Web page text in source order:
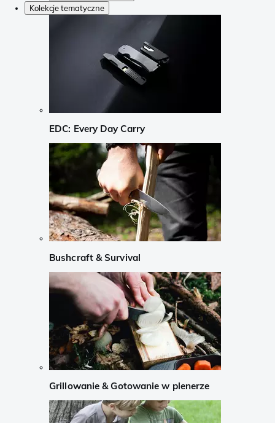
Kolekcje tematyczne
EDC: Every Day Carry
Bushcraft & Survival
Grillowanie & Gotowanie w plenerze